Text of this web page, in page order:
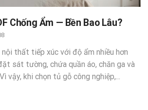
Chống Ẩm — Bền Bao Lâu?
nội thất tiếp xúc với độ ẩm nhiều hơn
sát tường, chứa quần áo, chăn ga và
vậy, khi chọn tủ gỗ công nghiệp,...